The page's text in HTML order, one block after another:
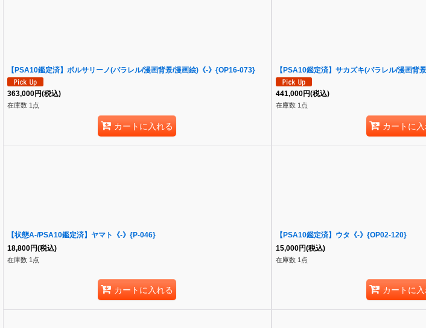
【PSA10鑑定済】ボルサリーノ(パラレル/漫画背景/漫画絵)《-》{OP16-073}
363,000円(税込)
在庫数 1点
カートに入れる
【PSA10鑑定済】サカズキ(パラレル/漫画背
441,000円(税込)
在庫数 1点
カートに
【状態A-/PSA10鑑定済】ヤマト《-》{P-046}
18,800円(税込)
在庫数 1点
カートに入れる
【PSA10鑑定済】ウタ《-》{OP02-120}
15,000円(税込)
在庫数 1点
カートに